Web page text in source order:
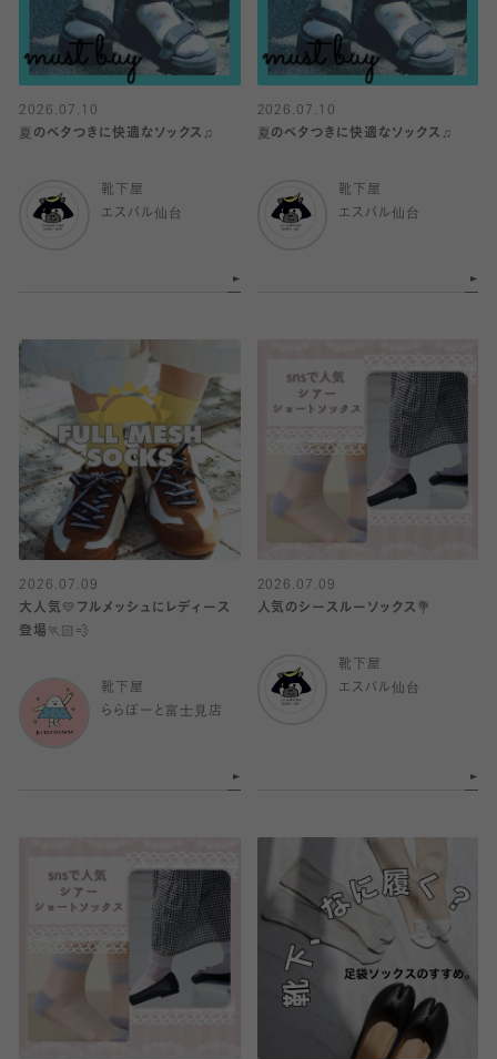
2026.07.10
夏のベタつきに快適なソックス♫
靴下屋
エスパル仙台
2026.07.10
夏のベタつきに快適なソックス♫
靴下屋
エスパル仙台
2026.07.09
大人気💛フルメッシュにレディース
登場🏃🏻💨
靴下屋
ららぽーと富士見店
2026.07.09
人気のシースルーソックス💐
靴下屋
エスパル仙台